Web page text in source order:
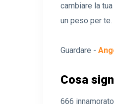
cambiare la
un peso per te.
Guardare -
Cosa
666